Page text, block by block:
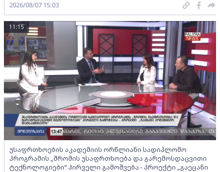
2026/08/07 15:03
უსაფრთხოების აკადემიის ორწლიანი სადიპლომო
პროგრამის „შრომის უსაფრთხოება და გარემოსდაცვითი
ტექნოლოგიები“ პირველი გამოშვება - პროექტი „გაეცანი
11:15